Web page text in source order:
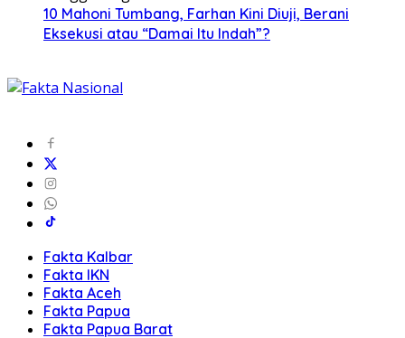
10 Mahoni Tumbang, Farhan Kini Diuji, Berani
Eksekusi atau “Damai Itu Indah”?
Fakta Kalbar
Fakta IKN
Fakta Aceh
Fakta Papua
Fakta Papua Barat